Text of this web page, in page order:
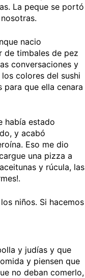
La peque se portó
nacio
de timbales de pez
conversaciones y
colores del sushi
que ella cenara
había estado
y acabó
Eso me dio
una pizza a
y rúcula, las
niños. Si hacemos
y judías y que
y piensen que
no deban comerlo,